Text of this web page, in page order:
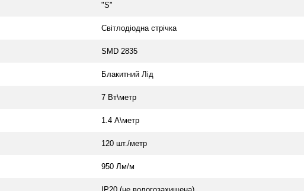
"S"
Світлодіодна стрічка
SMD 2835
Блакитний Лід
7 Вт\метр
1.4 А\метр
120 шт./метр
950 Лм/м